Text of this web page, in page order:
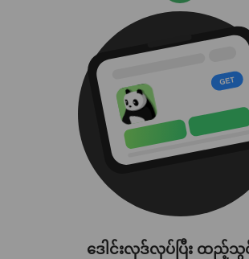
ဒေါင်းလုဒ်လုပ်ပြီး ထည့်သွင်